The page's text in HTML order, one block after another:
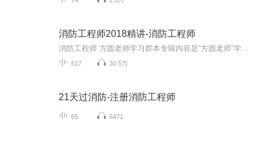
消防工程师2018精讲-消防工程师
617 30.5万
21天过消防-注册消防工程师
65 6471